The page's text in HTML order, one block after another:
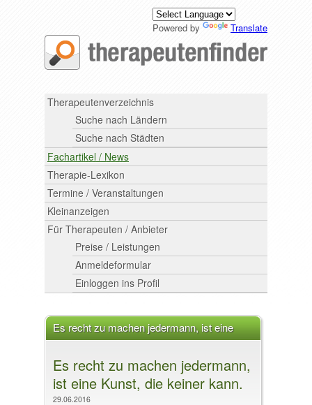
Powered by Translate
Therapeutenverzeichnis
Suche nach Ländern
Suche nach Städten
Fachartikel / News
Therapie-Lexikon
Termine / Veranstaltungen
Kleinanzeigen
Für Therapeuten / Anbieter
Preise / Leistungen
Anmeldeformular
Einloggen ins Profil
Es recht zu machen jedermann, ist eine
Kunst, die keiner kann.
Es recht zu machen jedermann,
ist eine Kunst, die keiner kann.
29.06.2016